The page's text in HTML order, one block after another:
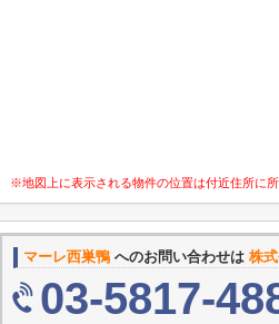
※地図上に表示される物件の位置は付近住所に
マーレ西巣鴨 へのお問い合わせは 株
03-5817-